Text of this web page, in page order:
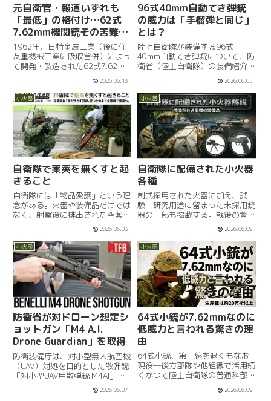
元自衛官・報道いずれも
「最低」の格付け…62式
7.62mm機関銃その苦難の
歴史
1962年、日特金属工業（後に住
友重機械工業に吸収合併）によっ
て開発・製造された62式7.62mm
隊において制式採用された汎用機
関銃である。主力小銃であった
64式小銃と同じ7.62mm弾を使用
できる点が評価され...
2026.06.13
96式40mm自動てき弾銃
の威力は「手榴弾と同じ」
とは？
陸上自衛隊が装備する96式
40mm自動てき弾銃について、防
衛省（陸上自衛隊）の装備紹介ペ
力”の実像を改めて整理したいと
思います。「40mmてき弾」は手
榴弾と同等の破砕効果96式
40mm自動てき弾銃は96式装輪
装甲...
2026.06.05
小火器
自衛隊で薬莢を無くすと起
きること
自衛隊には「物品愛護」という理
念がある。火器や装備品だけでは
なく、射撃後に排出された空薬き
ょう1発に至るまで、厳格な管理
対象となる。そのため、演習や射
撃訓練では、使用済みの空薬きょ
うを1発残らず回収することが求
められる。もし紛失が発生した
場...
2026.06.03
小火器
自衛隊に配備された小火器
各種
制式採用された火器に加え、試
験・研究用途に留まった未採用銃
器の一部も掲載する。戦後の警察
予備隊時代に使用されたM3グリ
ースガンから、現在の20式
5.56mm小銃に至るまで、自衛隊
小火器の変遷を概観する記事であ
る。自衛隊では創設以来、国産小
銃...
2026.06.09
小火器
防衛省が対ドローン想定シ
ョットガン「M4 A.I.
Drone Guardian」を取得
防衛装備庁は、対小型無人航空機
（UAV）対処を目的とした散弾銃
「対小型UAV用散弾銃 M4AI」を
契約したことを公表しました。契
約は2025年9月に行われ、数量
2026.06.07
小火器
64式小銃が7.62mmなのに
低威力と言われる驚きの理
由
64式小銃、第一線を退くもなお
現役―後方部隊や他組織で活用続
くかつて陸上自衛隊の普通科部隊
配備されていた64式小銃。しか
2026.06.09